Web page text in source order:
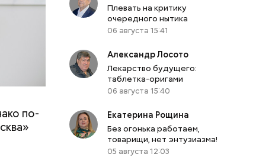
по-
не
к
Плевать на критику
очередного нытика
06 августа 15:41
Александр Лосото
Лекарство будущего:
таблетка-оригами
06 августа 15:40
Екатерина Рощина
Без огонька работаем,
товарищи, нет энтузиазма!
05 августа 12:03